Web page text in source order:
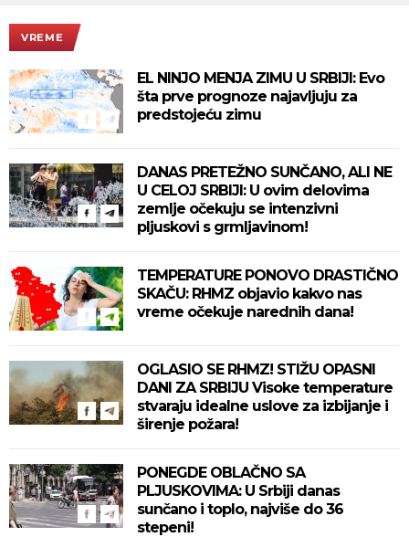
VREME
EL NINJO MENJA ZIMU U SRBIJI: Evo
šta prve prognoze najavljuju za
predstojeću zimu
DANAS PRETEŽNO SUNČANO, ALI NE
U CELOJ SRBIJI: U ovim delovima
zemlje očekuju se intenzivni
pljuskovi s grmljavinom!
TEMPERATURE PONOVO DRASTIČNO
SKAČU: RHMZ objavio kakvo nas
vreme očekuje narednih dana!
OGLASIO SE RHMZ! STIŽU OPASNI
DANI ZA SRBIJU Visoke temperature
stvaraju idealne uslove za izbijanje i
širenje požara!
PONEGDE OBLAČNO SA
PLJUSKOVIMA: U Srbiji danas
sunčano i toplo, najviše do 36
stepeni!